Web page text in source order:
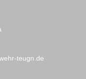
teugn.de